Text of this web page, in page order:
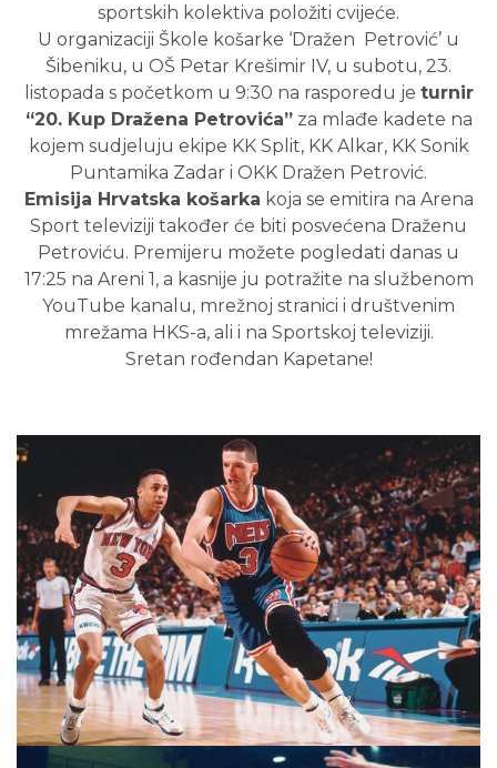
sportskih kolektiva položiti cvijeće.
U organizaciji Škole košarke ‘Dražen Petrović’ u
Šibeniku, u OŠ Petar Krešimir IV, u subotu, 23.
listopada s početkom u 9:30 na rasporedu je turnir
“20. Kup Dražena Petrovića”za mlađe kadete na
kojem sudjeluju ekipe KK Split, KK Alkar, KK Sonik
Puntamika Zadar i OKK Dražen Petrović.
Emisija Hrvatska košarka koja se emitira na Arena
Sport televiziji također će biti posvećena Draženu
Petroviću. Premijeru možete pogledati danas u
17:25 na Areni 1, a kasnije ju potražite na službenom
YouTube kanalu, mrežnoj stranici i društvenim
mrežama HKS-a, ali i na Sportskoj televiziji.
Sretan rođendan Kapetane!